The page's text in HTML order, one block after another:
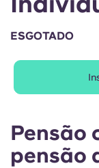
ESGOTADO
Pensão
pensão